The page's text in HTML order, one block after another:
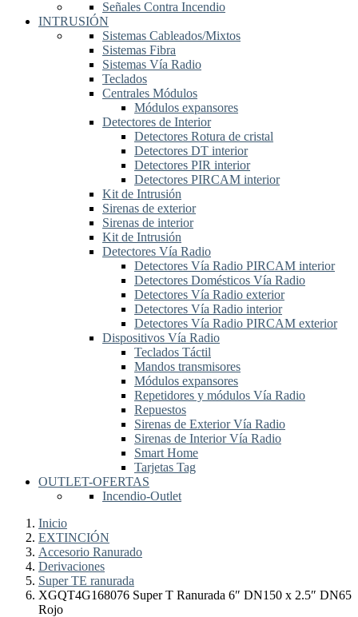
Señales Contra Incendio
INTRUSIÓN
Sistemas Cableados/Mixtos
Sistemas Fibra
Sistemas Vía Radio
Teclados
Centrales Módulos
Módulos expansores
Detectores de Interior
Detectores Rotura de cristal
Detectores DT interior
Detectores PIR interior
Detectores PIRCAM interior
Kit de Intrusión
Sirenas de exterior
Sirenas de interior
Kit de Intrusión
Detectores Vía Radio
Detectores Vía Radio PIRCAM interior
Detectores Domésticos Vía Radio
Detectores Vía Radio exterior
Detectores Vía Radio interior
Detectores Vía Radio PIRCAM exterior
Dispositivos Vía Radio
Teclados Táctil
Mandos transmisores
Módulos expansores
Repetidores y módulos Vía Radio
Repuestos
Sirenas de Exterior Vía Radio
Sirenas de Interior Vía Radio
Smart Home
Tarjetas Tag
OUTLET-OFERTAS
Incendio-Outlet
Inicio
EXTINCIÓN
Accesorio Ranurado
Derivaciones
Super TE ranurada
XGQT4G168076 Super T Ranurada 6″ DN150 x 2.5″ DN65
Rojo